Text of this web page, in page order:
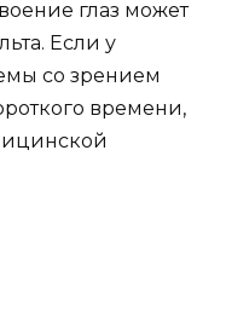
глаз может
Если у
со зрением
времени,